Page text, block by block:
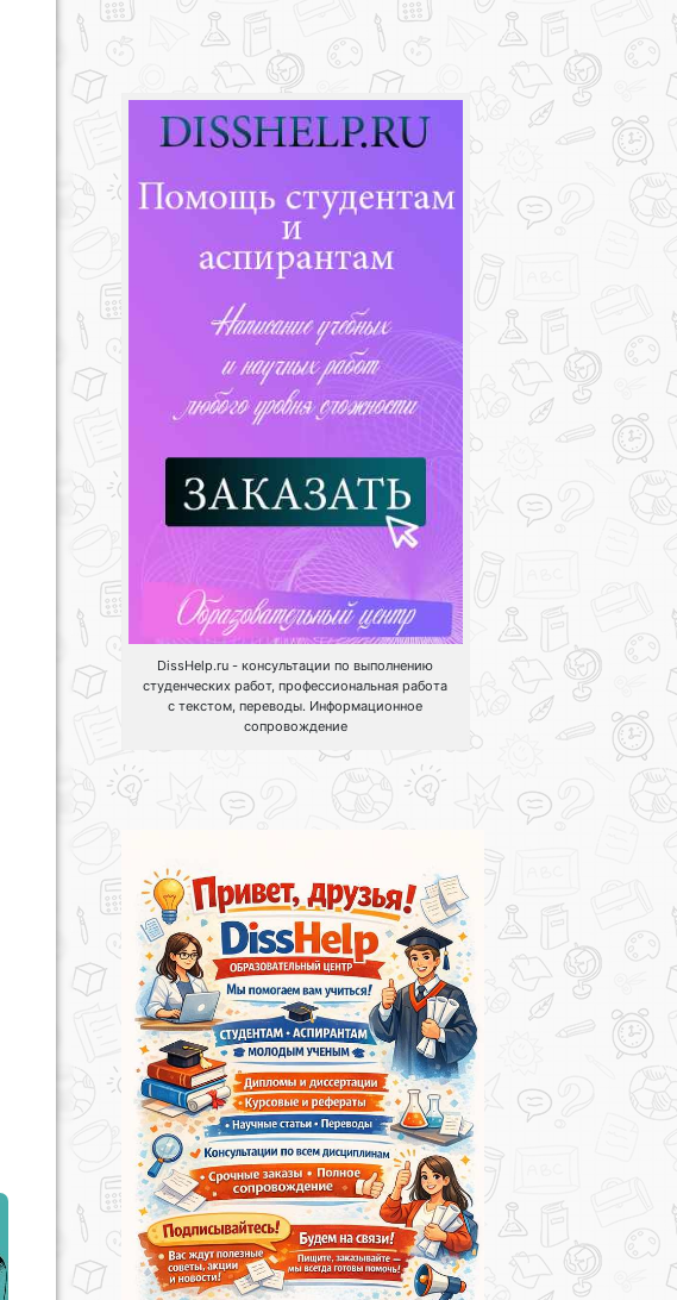
DissHelp.ru - консультации по выполнению
студенческих работ, профессиональная работа
с текстом, переводы. Информационное
сопровождение